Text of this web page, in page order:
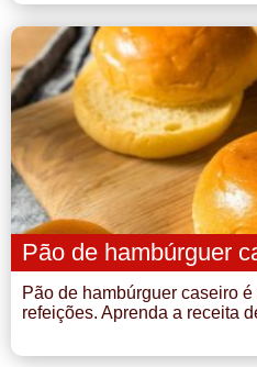
Pão de hambúrguer
Pão de hambúrguer caseiro
refeições. Aprenda a receita